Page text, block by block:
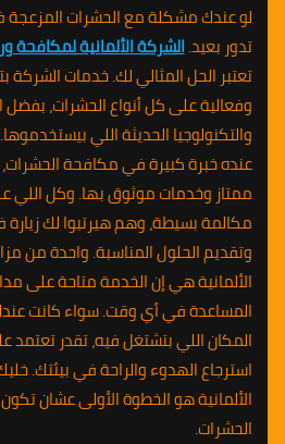
لو عندك مشكلة مع الحشرات
تدور بعيد.الشركة الألمانية
تعتبر الحل المثالي لك. خدمات
وفعالية على كل أنواع الحشرات، بفضل
والتكنولوجيا الحديثة اللي
عنده خبرة كبيرة في مكافحة
ممتاز وخدمات موثوق بها. وكل اللي
مكالمة بسيطة، وهم هيرتبوا لك زيارة
وتقديم الحلول المناسبة. واحدة من
الألمانية هي إن الخدمة متاحة على
المساعدة في أي وقت. سواء كانت
المكان اللي بتشتغل فيه، تقدر
استرجاع الهدوء والراحة في بيئتك.
الألمانية هو الخطوة الأولى عشان
الحشرات.